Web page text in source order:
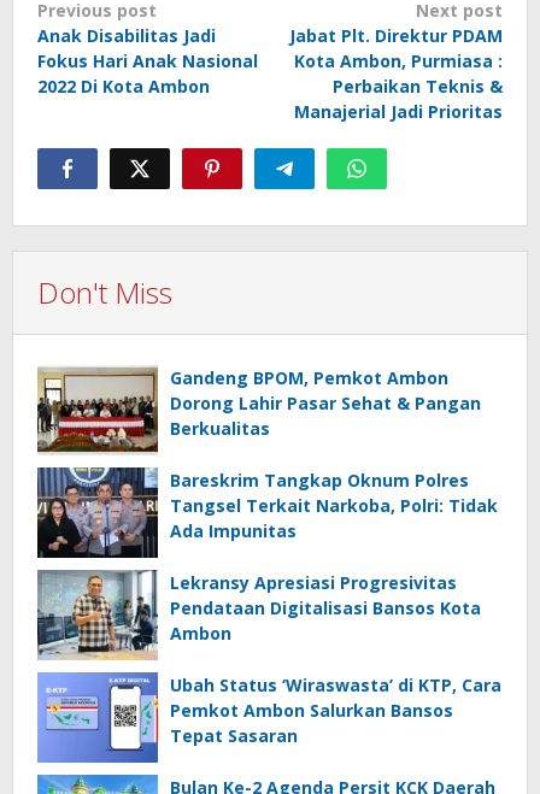
navigation
Previous post
Anak Disabilitas Jadi
Fokus Hari Anak Nasional
2022 Di Kota Ambon
Next post
Jabat Plt. Direktur PDAM
Kota Ambon, Purmiasa :
Perbaikan Teknis &
Manajerial Jadi Prioritas
Don't Miss
Gandeng BPOM, Pemkot Ambon
Dorong Lahir Pasar Sehat & Pangan
Berkualitas
Bareskrim Tangkap Oknum Polres
Tangsel Terkait Narkoba, Polri: Tidak
Ada Impunitas
Lekransy Apresiasi Progresivitas
Pendataan Digitalisasi Bansos Kota
Ambon
Ubah Status ‘Wiraswasta’ di KTP, Cara
Pemkot Ambon Salurkan Bansos
Tepat Sasaran
Bulan Ke-2 Agenda Persit KCK Daerah